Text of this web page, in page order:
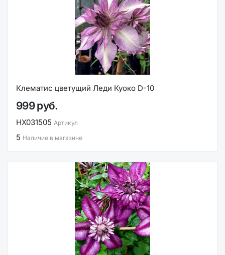
Клематис цветущий Леди Куоко D-10
999 руб.
НХ031505 Артикул
5 Наличие в магазине